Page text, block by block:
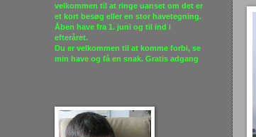
velkommen til at ringe uanset om det er
et kort besøg eller en stor havetegning.
Åben have fra 1. juni og til ind i
efteråret.
Du er velkommen til at komme forbi, se
min have og få en snak. Gratis adgang